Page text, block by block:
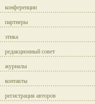
конференции
партнеры
этика
редакционный совет
журналы
контакты
регистрация авторов